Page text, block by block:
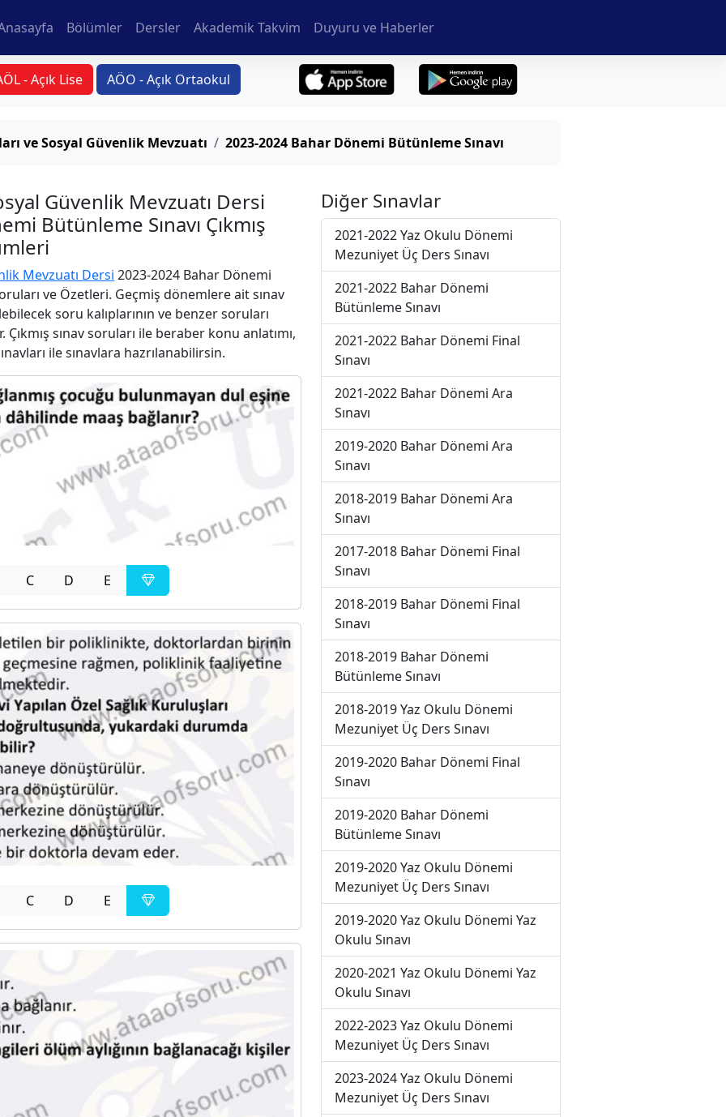
Bölümler Dersler Akademik Takvim Duyuru ve Haberler
- Açık Lise AÖO - Açık Ortaokul
ve Sosyal Güvenlik Mevzuatı 2023-2024 Bahar Dönemi Bütünleme Sınavı
Güvenlik Mevzuatı Dersi
Bütünleme Sınavı Çıkmış
Mevzuatı Dersi 2023-2024 Bahar Dönemi
ve Özetleri. Geçmiş dönemlere ait sınav
soru kalıplarının ve benzer soruları
sınav soruları ile beraber konu anlatımı,
ile sınavlara hazrılanabilirsin.
C D E
C D E
Diğer Sınavlar
2021-2022 Yaz Okulu Dönemi
Mezuniyet Üç Ders Sınavı
2021-2022 Bahar Dönemi
Bütünleme Sınavı
2021-2022 Bahar Dönemi Final
Sınavı
2021-2022 Bahar Dönemi Ara
Sınavı
2019-2020 Bahar Dönemi Ara
Sınavı
2018-2019 Bahar Dönemi Ara
Sınavı
2017-2018 Bahar Dönemi Final
Sınavı
2018-2019 Bahar Dönemi Final
Sınavı
2018-2019 Bahar Dönemi
Bütünleme Sınavı
2018-2019 Yaz Okulu Dönemi
Mezuniyet Üç Ders Sınavı
2019-2020 Bahar Dönemi Final
Sınavı
2019-2020 Bahar Dönemi
Bütünleme Sınavı
2019-2020 Yaz Okulu Dönemi
Mezuniyet Üç Ders Sınavı
2019-2020 Yaz Okulu Dönemi Yaz
Okulu Sınavı
2020-2021 Yaz Okulu Dönemi Yaz
Okulu Sınavı
2022-2023 Yaz Okulu Dönemi
Mezuniyet Üç Ders Sınavı
2023-2024 Yaz Okulu Dönemi
Mezuniyet Üç Ders Sınavı